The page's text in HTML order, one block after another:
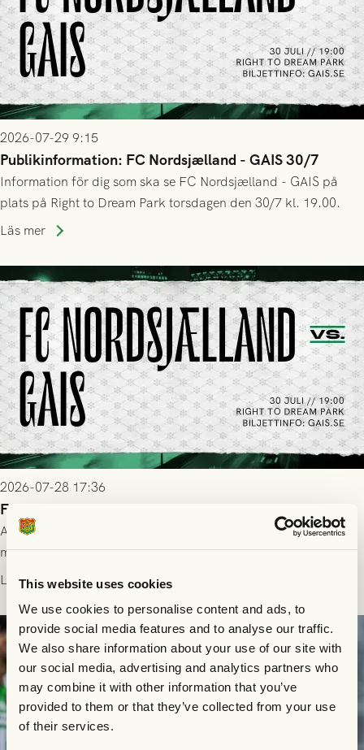
This website uses cookies
We use cookies to personalise content and ads, to
provide social media features and to analyse our traffic.
We also share information about your use of our site with
our social media, advertising and analytics partners who
may combine it with other information that you’ve
provided to them or that they’ve collected from your use
of their services.
2026-07-29 9:15
Publikinformation: FC Nordsjælland - GAIS 30/7
Information för dig som ska se FC Nordsjælland - GAIS på
plats på Right to Dream Park torsdagen den 30/7 kl. 19.00.
Läs mer
2026-07-28 17:36
FC Nordsjælland borta: Biljettuthämtning
All information om hur du byter ditt värdebevis mot
matchbiljett på plats i Danmark, samt vad som gäller för dig
som står på reservlista eller fått förhinder.
Läs mer